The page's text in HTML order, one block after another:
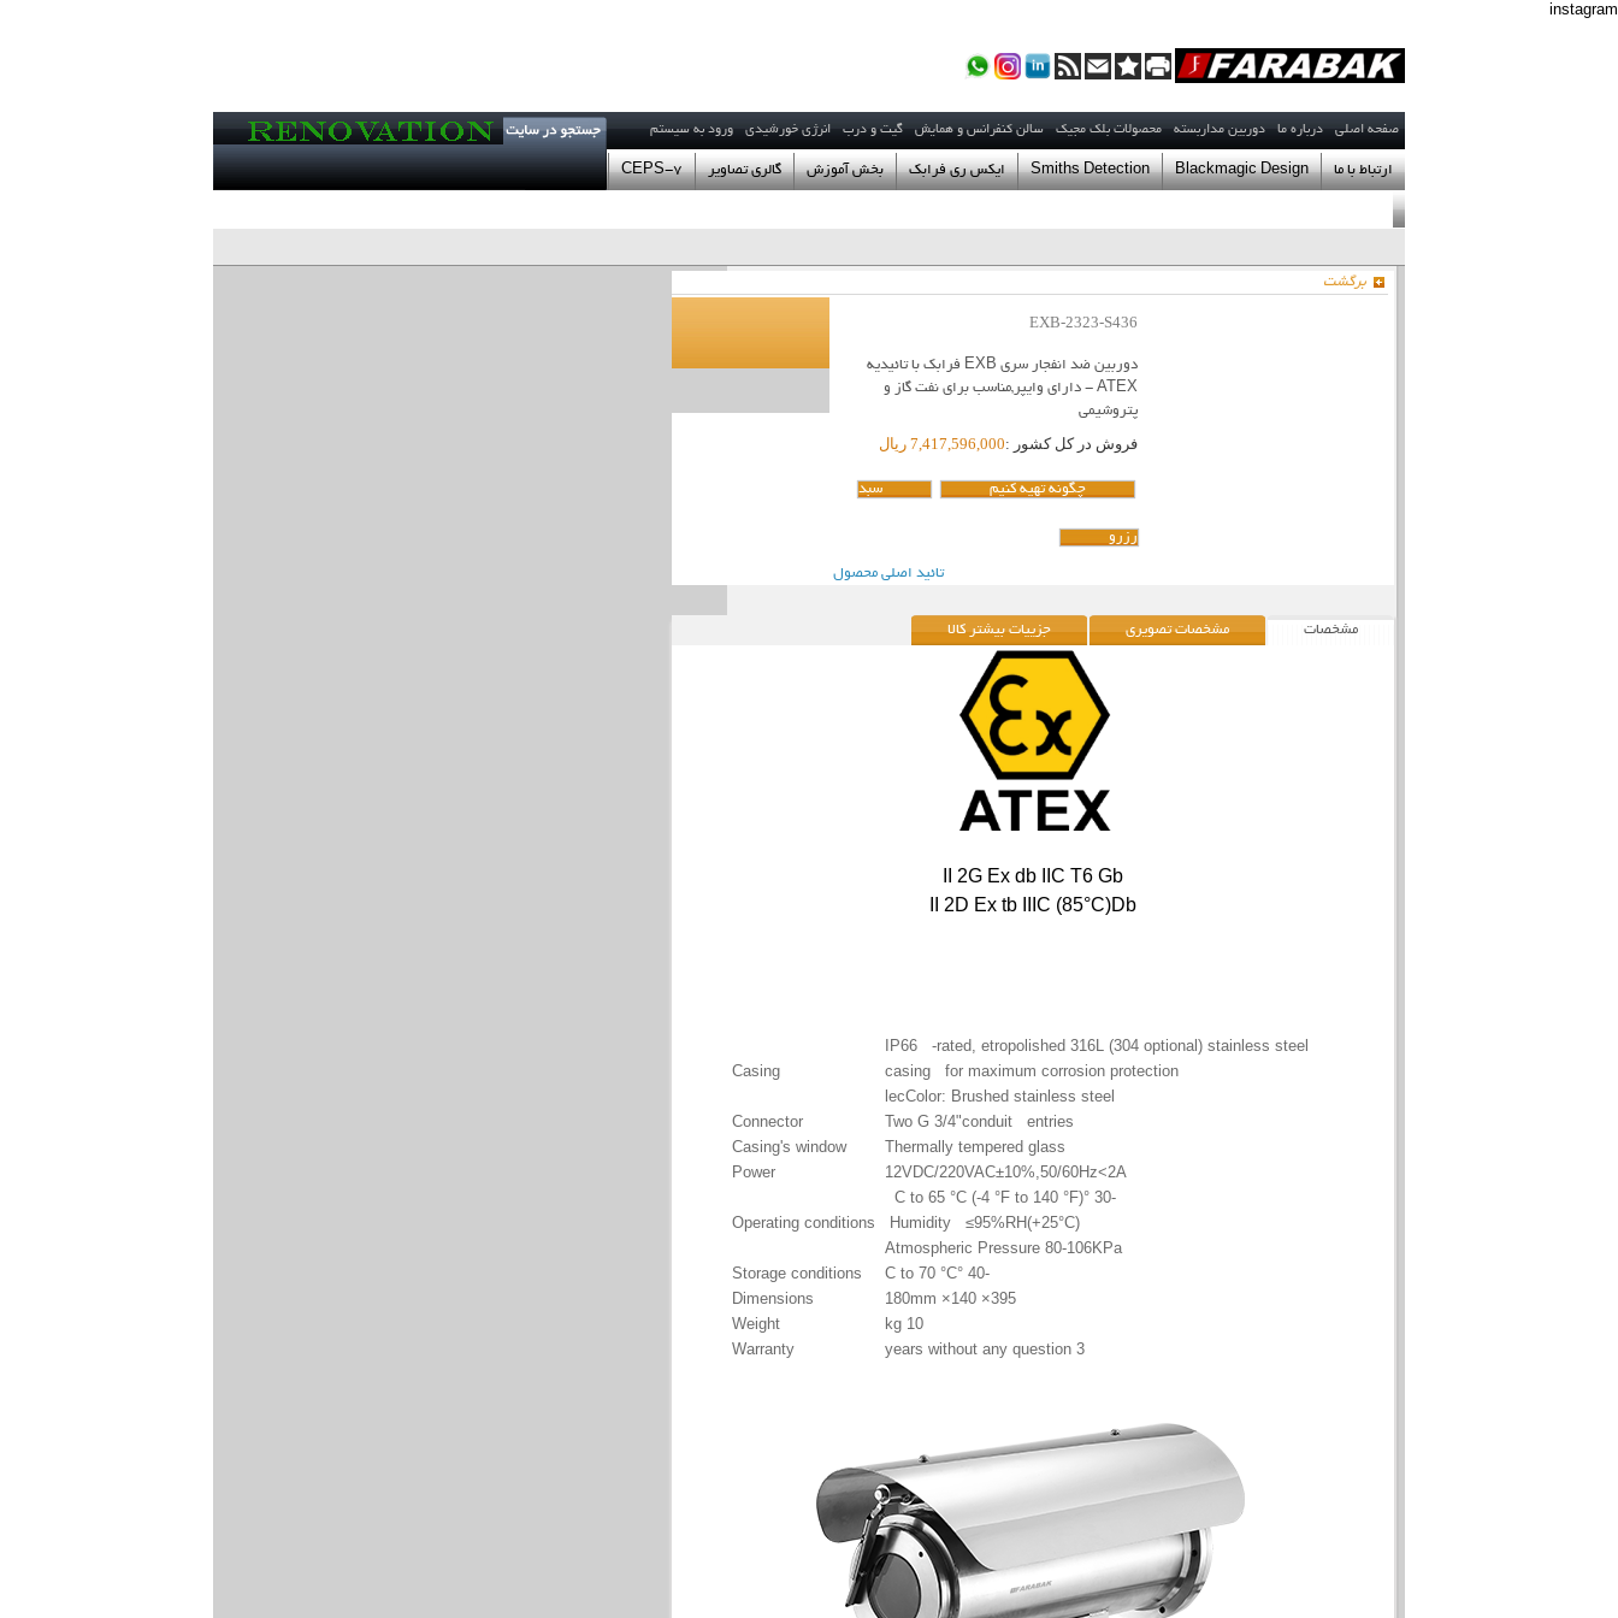
instagram
صفحه اصلي درباره ما دوربین مداربسته محصولات بلک مجیک سالن کنفرانس و همایش گیت و درب انرژی خورشیدی ورود به سیستم
ارتباط با ما
تلفن مستقیم مدیر عامل:09121007066
تلفن مستقیم رئیس مالی و اداری :
09121258556
لطفا جهت مراجعه به دفترشرکت فرابک، قبلا هماهنگی لازم را به عمل آورید. ساعت مراجعه
financial@farabak.com مالی اداری
develop@farabak.com :توسعه
Blackmagic Design
Smiths Detection ایکس ری فرابک بخش آموزش گالری تصاویر CEPS-7
برگشت
EXB-2323-S436
دوربین ضد انفجار سری EXB فرابک با تائیدیه
ATEX - دارای وایپر,مناسب برای نفت گاز و
پتروشیمی
فروش در کل کشور :7,417,596,000 ریال
چگونه تهیه کنیم سبد
رزرو
تائید اصلی محصول
مشخصات مشخصات تصویری جزییات بیشتر کالا
II 2G Ex db IIC T6 Gb
II 2D Ex tb IIIC (85°C)Db
IP66 -rated, etropolished 316L (304 optional) stainless steel
casing for maximum corrosion protection
lecColor: Brushed stainless steel
Casing
Two G 3/4"conduit entries
Connector
Thermally tempered glass
Casing's window
12VDC/220VAC±10%,50/60Hz<2A
Power
-30 °C to 65 °C (-4 °F to 140 °F)
Humidity ≤95%RH(+25°C)
Atmospheric Pressure 80-106KPa
Operating conditions
-40 °C to 70 °C
Storage conditions
395× 140× 180mm
Dimensions
10 kg
Weight
3 years without any question
Warranty